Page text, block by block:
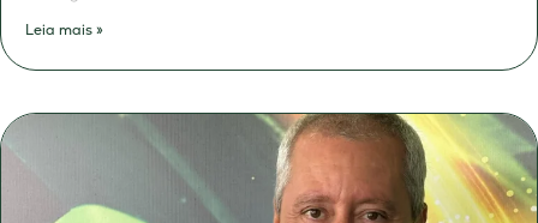
Leia mais »